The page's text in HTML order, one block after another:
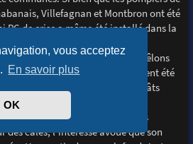
vous acceptez
En savoir plus
OK
Villefagnan et Montbron ont été
PC de crise a même été installé dans la
Gilles Gonin.
de 50 centimètres de grêlons
lieu-dit Les Gazillauds a notamment été
a également occasionné des dégâts
de Montbron, le responsable de
on parle. Planté au milieu de ses
des cales, l'intéressé avoue que son